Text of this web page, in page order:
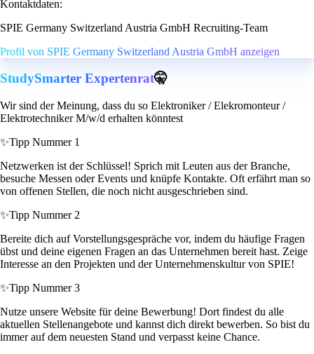
Kontaktdaten:
SPIE Germany Switzerland Austria GmbH Recruiting-Team
Profil von SPIE Germany Switzerland Austria GmbH anzeigen
StudySmarter Expertenrat🤫
Wir sind der Meinung, dass du so Elektroniker / Elekromonteur /
Elektrotechniker M/w/d erhalten könntest
✨Tipp Nummer 1
Netzwerken ist der Schlüssel! Sprich mit Leuten aus der Branche,
besuche Messen oder Events und knüpfe Kontakte. Oft erfährt man so
von offenen Stellen, die noch nicht ausgeschrieben sind.
✨Tipp Nummer 2
Bereite dich auf Vorstellungsgespräche vor, indem du häufige Fragen
übst und deine eigenen Fragen an das Unternehmen bereit hast. Zeige
Interesse an den Projekten und der Unternehmenskultur von SPIE!
✨Tipp Nummer 3
Nutze unsere Website für deine Bewerbung! Dort findest du alle
aktuellen Stellenangebote und kannst dich direkt bewerben. So bist du
immer auf dem neuesten Stand und verpasst keine Chance.